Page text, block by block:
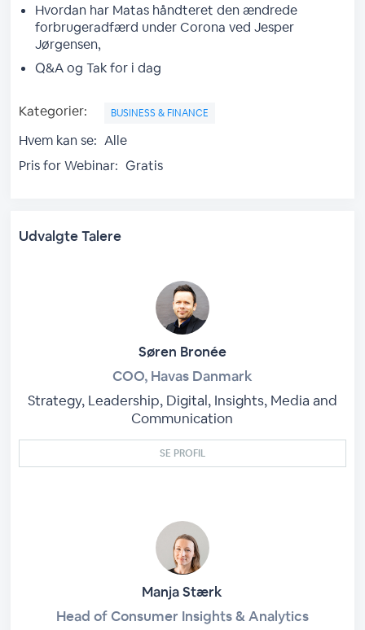
Hvordan har Matas håndteret den ændrede
forbrugeradfærd under Corona ved Jesper
Jørgensen,
Q&A og Tak for i dag
Kategorier: BUSINESS & FINANCE
Hvem kan se: Alle
Pris for Webinar: Gratis
Udvalgte Talere
Søren Bronée
COO, Havas Danmark
Strategy, Leadership, Digital, Insights, Media and
Communication
SE PROFIL
Manja Stærk
Head of Consumer Insights & Analytics